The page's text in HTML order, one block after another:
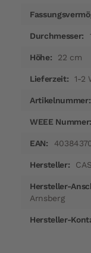
22 cm
1-2
Arnsberg